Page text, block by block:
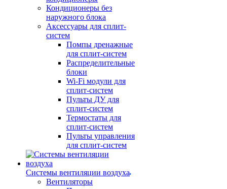
Кондиционеры без
наружного блока
Аксессуары для сплит-
систем
Помпы дренажные
для сплит-систем
Распределительные
блоки
Wi-Fi модули для
сплит-систем
Пульты ДУ для
сплит-систем
Термостаты для
сплит-систем
Пульты управления
для сплит-систем
Системы вентиляции воздуха
Вентиляторы